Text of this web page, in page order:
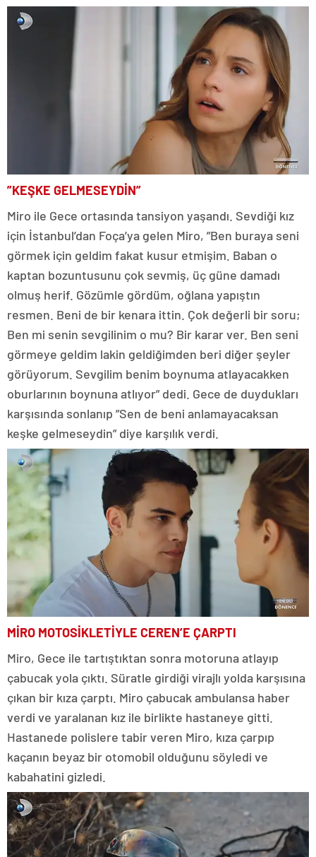
”KEŞKE GELMESEYDİN”
Miro ile Gece ortasında tansiyon yaşandı. Sevdiği kız
için İstanbul’dan Foça’ya gelen Miro, ”Ben buraya seni
görmek için geldim fakat kusur etmişim. Baban o
kaptan bozuntusunu çok sevmiş, üç güne damadı
olmuş herif. Gözümle gördüm, oğlana yapıştın
resmen. Beni de bir kenara ittin. Çok değerli bir soru;
Ben mi senin sevgilinim o mu? Bir karar ver. Ben seni
görmeye geldim lakin geldiğimden beri diğer şeyler
görüyorum. Sevgilim benim boynuma atlayacakken
oburlarının boynuna atlıyor” dedi. Gece de duydukları
karşısında sonlanıp ”Sen de beni anlamayacaksan
keşke gelmeseydin” diye karşılık verdi.
MİRO MOTOSİKLETİYLE CEREN’E ÇARPTI
Miro, Gece ile tartıştıktan sonra motoruna atlayıp
çabucak yola çıktı. Süratle girdiği virajlı yolda karşısına
çıkan bir kıza çarptı. Miro çabucak ambulansa haber
verdi ve yaralanan kız ile birlikte hastaneye gitti.
Hastanede polislere tabir veren Miro, kıza çarpıp
kaçanın beyaz bir otomobil olduğunu söyledi ve
kabahatini gizledi.